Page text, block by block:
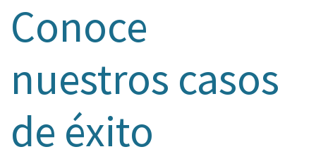
Conoce
nuestros casos
de éxito